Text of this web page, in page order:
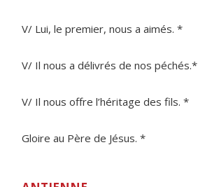
V/ Lui, le premier, nous a aimés. *
V/ Il nous a délivrés de nos péchés.*
V/ Il nous offre l’héritage des fils. *
Gloire au Père de Jésus. *